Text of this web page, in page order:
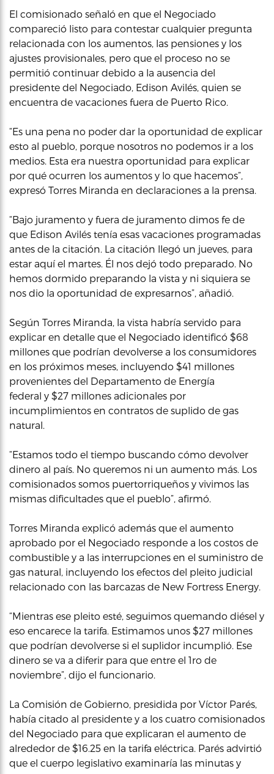
El comisionado señaló en que el Negociado
compareció listo para contestar cualquier pregunta
relacionada con los aumentos, las pensiones y los
ajustes provisionales, pero que el proceso no se
permitió continuar debido a la ausencia del
presidente del Negociado, Edison Avilés, quien se
encuentra de vacaciones fuera de Puerto Rico.
“Es una pena no poder dar la oportunidad de explicar
esto al pueblo, porque nosotros no podemos ir a los
medios. Esta era nuestra oportunidad para explicar
por qué ocurren los aumentos y lo que hacemos”,
expresó Torres Miranda en declaraciones a la prensa.
“Bajo juramento y fuera de juramento dimos fe de
que Edison Avilés tenía esas vacaciones programadas
antes de la citación. La citación llegó un jueves, para
estar aquí el martes. Él nos dejó todo preparado. No
hemos dormido preparando la vista y ni siquiera se
nos dio la oportunidad de expresarnos”, añadió.
Según Torres Miranda, la vista habría servido para
explicar en detalle que el Negociado identificó $68
millones que podrían devolverse a los consumidores
en los próximos meses, incluyendo $41 millones
provenientes del Departamento de Energía
federal y $27 millones adicionales por
incumplimientos en contratos de suplido de gas
natural.
“Estamos todo el tiempo buscando cómo devolver
dinero al país. No queremos ni un aumento más. Los
comisionados somos puertorriqueños y vivimos las
mismas dificultades que el pueblo”, afirmó.
Torres Miranda explicó además que el aumento
aprobado por el Negociado responde a los costos de
combustible y a las interrupciones en el suministro de
gas natural, incluyendo los efectos del pleito judicial
relacionado con las barcazas de New Fortress Energy.
“Mientras ese pleito esté, seguimos quemando diésel y
eso encarece la tarifa. Estimamos unos $27 millones
que podrían devolverse si el suplidor incumplió. Ese
dinero se va a diferir para que entre el 1ro de
noviembre”, dijo el funcionario.
La Comisión de Gobierno, presidida por Víctor Parés,
había citado al presidente y a los cuatro comisionados
del Negociado para que explicaran el aumento de
alrededor de $16.25 en la tarifa eléctrica. Parés advirtió
que el cuerpo legislativo examinaría las minutas y